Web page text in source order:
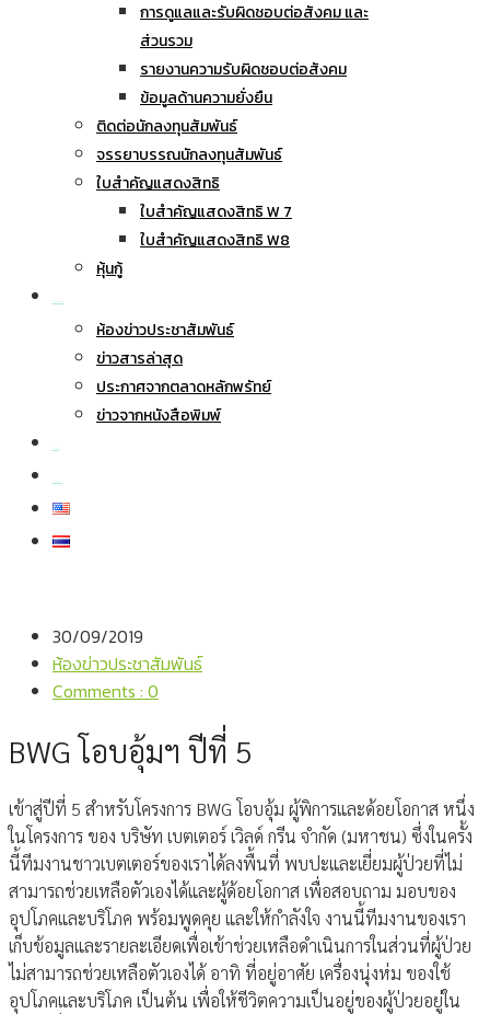
การดูแลและรับผิดชอบต่อสังคม และ
ส่วนรวม
รายงานความรับผิดชอบต่อสังคม
ข้อมูลด้านความยั่งยืน
ติดต่อนักลงทุนสัมพันธ์
จรรยาบรรณนักลงทุนสัมพันธ์
ใบสำคัญแสดงสิทธิ
ใบสำคัญแสดงสิทธิ W 7
ใบสำคัญแสดงสิทธิ W8
หุ้นกู้
ห้องข่าวประชาสัมพันธ์
ข่าวสารล่าสุด
ประกาศจากตลาดหลักพรัทย์
ข่าวจากหนังสือพิมพ์
30/09/2019
ห้องข่าวประชาสัมพันธ์
Comments : 0
BWG โอบอุ้มฯ ปีที่ 5
เข้าสู่ปีที่ 5 สำหรับโครงการ BWG โอบอุ้ม ผู้พิการและด้อยโอกาส หนึ่ง
ในโครงการ ของ บริษัท เบตเตอร์ เวิลด์ กรีน จำกัด (มหาชน) ซึ่งในครั้ง
นี้ทีมงานชาวเบตเตอร์ของเราได้ลงพื้นที่ พบปะและเยี่ยมผู้ป่วยที่ไม่
สามารถช่วยเหลือตัวเองได้และผู้ด้อยโอกาส เพื่อสอบถาม มอบของ
อุปโภคและบริโภค พร้อมพูดคุย และให้กำลังใจ งานนี้ทีมงานของเรา
เก็บข้อมูลและรายละเอียดเพื่อเข้าช่วยเหลือดำเนินการในส่วนที่ผู้ป่วย
ไม่สามารถช่วยเหลือตัวเองได้ อาทิ ที่อยู่อาศัย เครื่องนุ่งห่ม ของใช้
อุปโภคและบริโภค เป็นต้น เพื่อให้ชีวิตความเป็นอยู่ของผู้ป่วยอยู่ใน